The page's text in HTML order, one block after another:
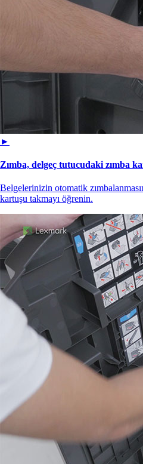
►
Zımba, delgeç tutucudaki zımba
Belgelerinizin otomatik
kartuşu takmayı öğrenin.